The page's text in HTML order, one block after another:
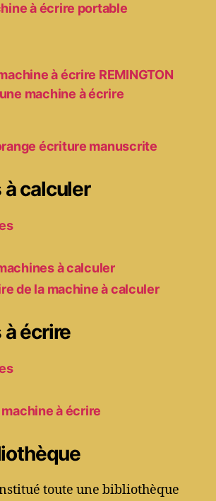
à écrire portable
à écrire REMINGTON
machine à écrire
écriture manuscrite
calculer
à calculer
de la machine à calculer
écrire
machine à écrire
toute une bibliothèque